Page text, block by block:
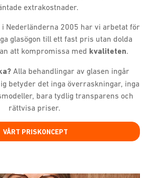
extrakostnader.
i Nederländerna 2005 har vi arbetat för
glasögon till ett fast pris utan dolda
att kompromissa med kvaliteten.
Alla behandlingar av glasen ingår
betyder det inga överraskningar, inga
bara tydlig transparens och
rättvisa priser.
VÅRT PRISKONCEPT